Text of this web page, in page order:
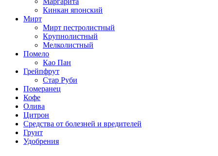
Кинкан японский
Мирт
Мирт пестролистный
Крупнолистный
Мелколистный
Помело
Као Пан
Грейпфрут
Стар Руби
Померанец
Кофе
Олива
Цитрон
Средства от болезней и вредителей
Грунт
Удобрения